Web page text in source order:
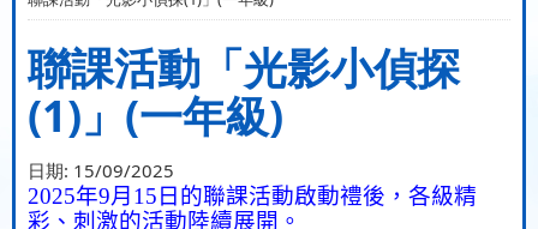
聯課活動「光影小偵探
(1)」(一年級)
日期: 15/09/2025
2025年9月 15 日的聯課活動啟動禮後，各級精
彩、刺激的活動陸續展開。